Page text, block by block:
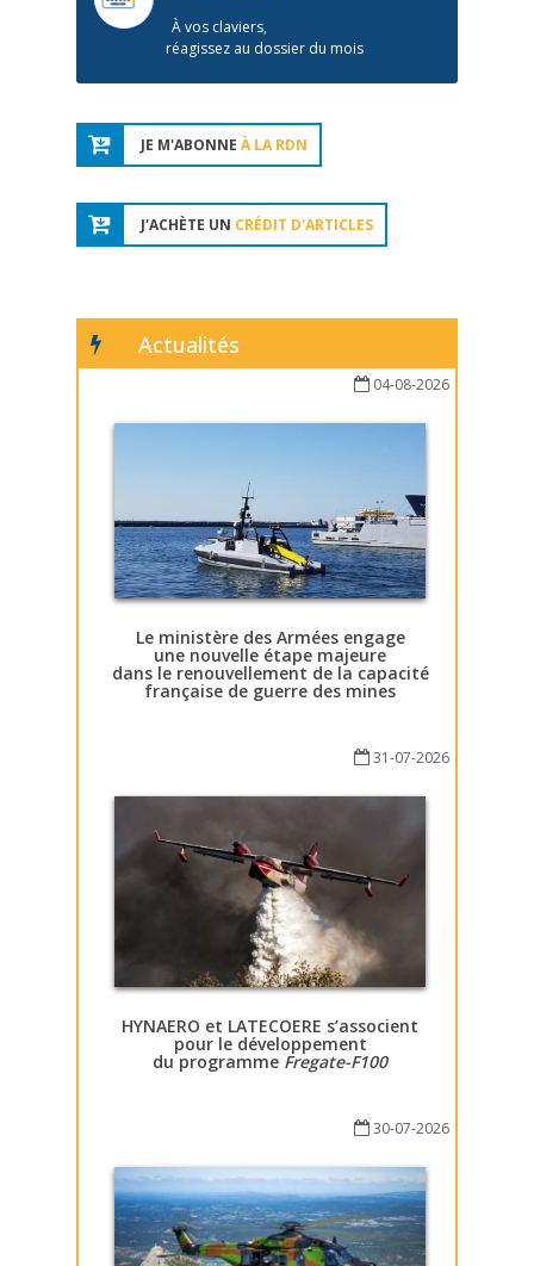
À vos claviers,
réagissez au dossier du mois
JE M'ABONNE À LA RDN
J'ACHÈTE UN CRÉDIT D'ARTICLES
Actualités
04-08-2026
Le ministère des Armées engage
une nouvelle étape majeure
dans le renouvellement de la capacité
française de guerre des mines
31-07-2026
HYNAERO et LATECOERE s’associent
pour le développement
du programme Fregate-F100
30-07-2026